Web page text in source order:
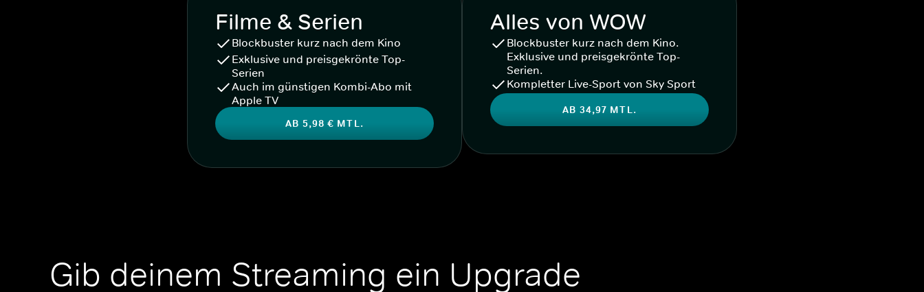
Filme & Serien
Blockbuster kurz nach dem Kino
Exklusive und preisgekrönte Top-
Serien
Auch im günstigen Kombi-Abo mit
Apple TV
AB 5,98 € MTL.
Alles von WOW
Blockbuster kurz nach dem Kino.
Exklusive und preisgekrönte Top-
Serien.
Kompletter Live-Sport von Sky Sport
AB 34,97 MTL.
Gib deinem Streaming ein Upgrade